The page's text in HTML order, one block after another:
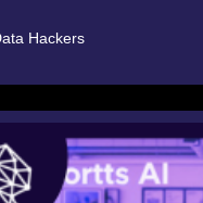
Hackers